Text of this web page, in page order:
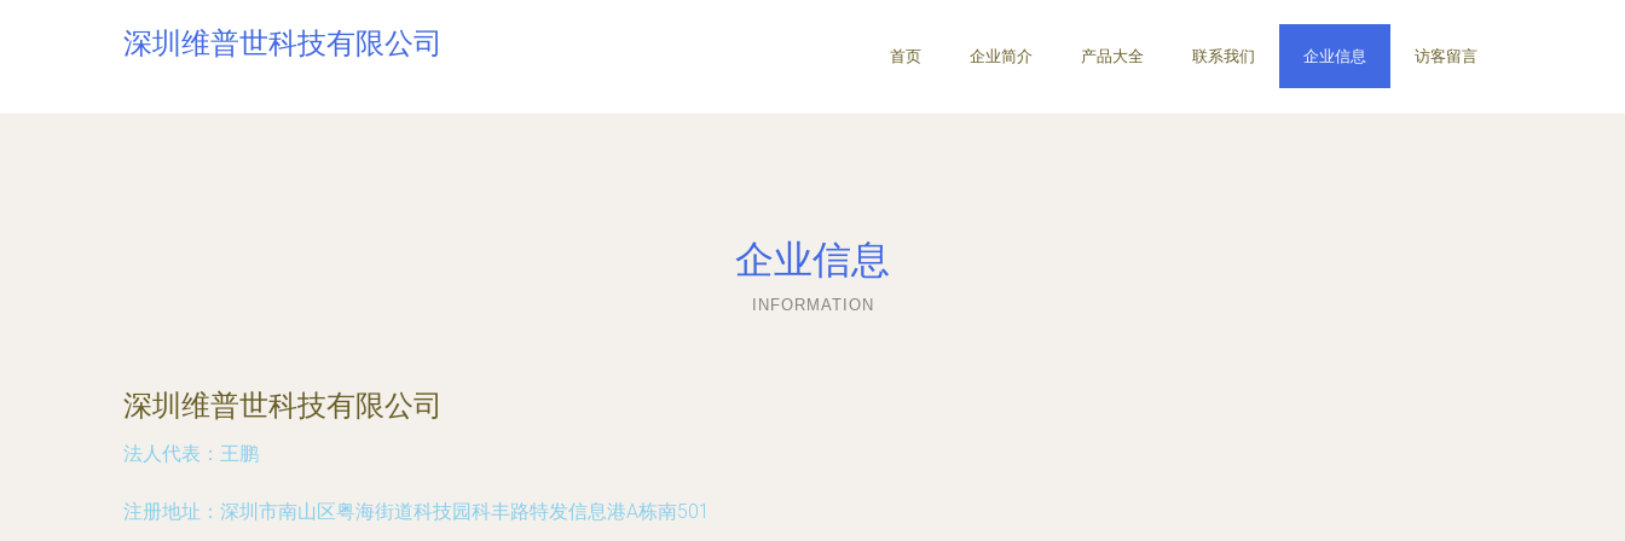
深圳维普世科技有限公司 首页 企业简介 产品大全 联系我们 企业信息 访客留言
企业信息
INFORMATION
深圳维普世科技有限公司
法人代表： 王鹏
注册地址： 深圳市南山区粤海街道科技园科丰路特发信息港A栋南501